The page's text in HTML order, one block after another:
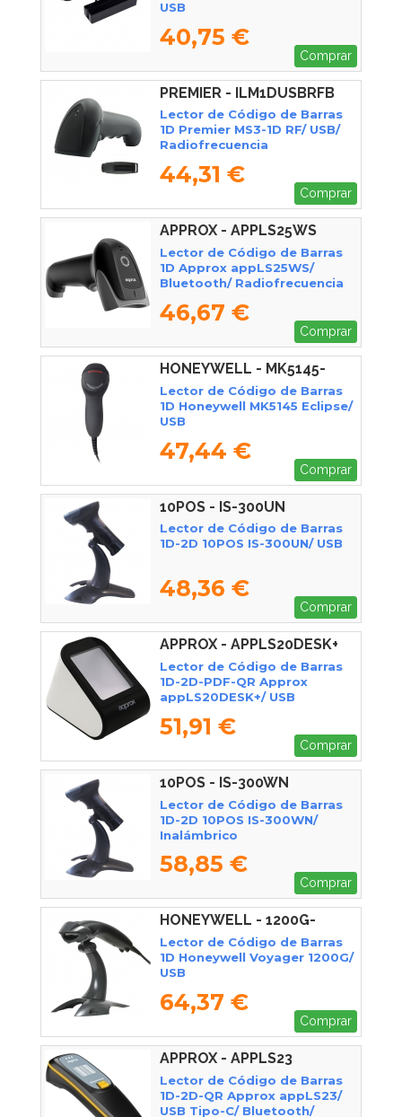
USB
40,75 €
Comprar
PREMIER - ILM1DUSBRFB
Lector de Código de Barras
1D Premier MS3-1D RF/ USB/
Radiofrecuencia
44,31 €
Comprar
APPROX - APPLS25WS
Lector de Código de Barras
1D Approx appLS25WS/
Bluetooth/ Radiofrecuencia
46,67 €
Comprar
HONEYWELL - MK5145-
31A38
Lector de Código de Barras
1D Honeywell MK5145 Eclipse/
USB
47,44 €
Comprar
10POS - IS-300UN
Lector de Código de Barras
1D-2D 10POS IS-300UN/ USB
48,36 €
Comprar
APPROX - APPLS20DESK+
Lector de Código de Barras
1D-2D-PDF-QR Approx
appLS20DESK+/ USB
51,91 €
Comprar
10POS - IS-300WN
Lector de Código de Barras
1D-2D 10POS IS-300WN/
Inalámbrico
58,85 €
Comprar
HONEYWELL - 1200G-
2USB-1
Lector de Código de Barras
1D Honeywell Voyager 1200G/
USB
64,37 €
Comprar
APPROX - APPLS23
Lector de Código de Barras
1D-2D-QR Approx appLS23/
USB Tipo-C/ Bluetooth/